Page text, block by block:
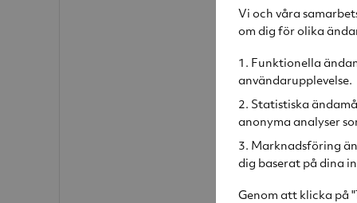
Vi och våra
om dig för olika
Funktionella
användarupplevelse.
Statistiska
anonyma analyser
Marknadsföring
dig baserat på dina
Genom att klicka på